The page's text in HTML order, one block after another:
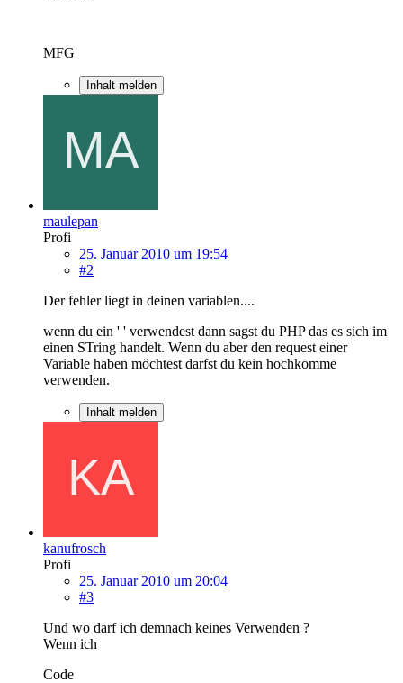
MFG
Inhalt melden
maulepan
Profi
25. Januar 2010 um 19:54
#2
Der fehler liegt in deinen variablen....
wenn du ein ' ' verwendest dann sagst du PHP das es sich im
einen STring handelt. Wenn du aber den request einer
Variable haben möchtest darfst du kein hochkomme
verwenden.
Inhalt melden
kanufrosch
Profi
25. Januar 2010 um 20:04
#3
Und wo darf ich demnach keines Verwenden ?
Wenn ich
Code